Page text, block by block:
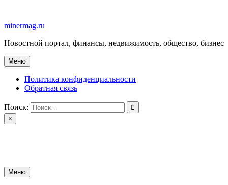
содержимому
minermag.ru
Новостной портал, финансы, недвижимость, общество, бизнес
Меню
Политика конфиденциальности
Обратная связь
Поиск:
×
Меню